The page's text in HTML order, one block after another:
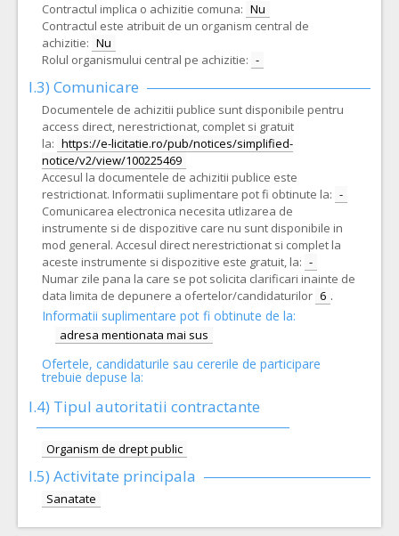
Contractul implica o achizitie comuna: Nu
Contractul este atribuit de un organism central de
achizitie: Nu
Rolul organismului central pe achizitie: -
I.3) Comunicare
Documentele de achizitii publice sunt disponibile pentru
access direct, nerestrictionat, complet si gratuit
la: https://e-licitatie.ro/pub/notices/simplified-
notice/v2/view/100225469
Accesul la documentele de achizitii publice este
restrictionat. Informatii suplimentare pot fi obtinute la: -
Comunicarea electronica necesita utlizarea de
instrumente si de dispozitive care nu sunt disponibile in
mod general. Accesul direct nerestrictionat si complet la
aceste instrumente si dispozitive este gratuit, la: -
Numar zile pana la care se pot solicita clarificari inainte de
data limita de depunere a ofertelor/candidaturilor 6 .
Informatii suplimentare pot fi obtinute de la:
adresa mentionata mai sus
Ofertele, candidaturile sau cererile de participare
trebuie depuse la:
I.4) Tipul autoritatii contractante
Organism de drept public
I.5) Activitate principala
Sanatate